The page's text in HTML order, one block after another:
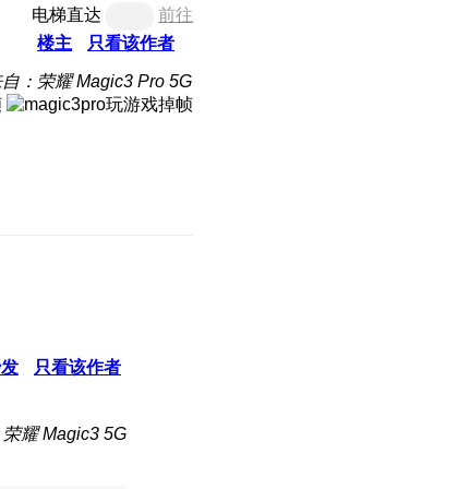
电梯直达
前往
楼主
只看该作者
自：荣耀 Magic3 Pro 5G
只看该作者
荣耀 Magic3 5G